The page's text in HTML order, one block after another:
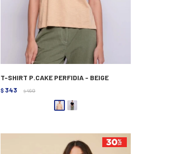
T-SHIRT P.CAKE PERFIDIA - BEIGE
$ 343 $ 490